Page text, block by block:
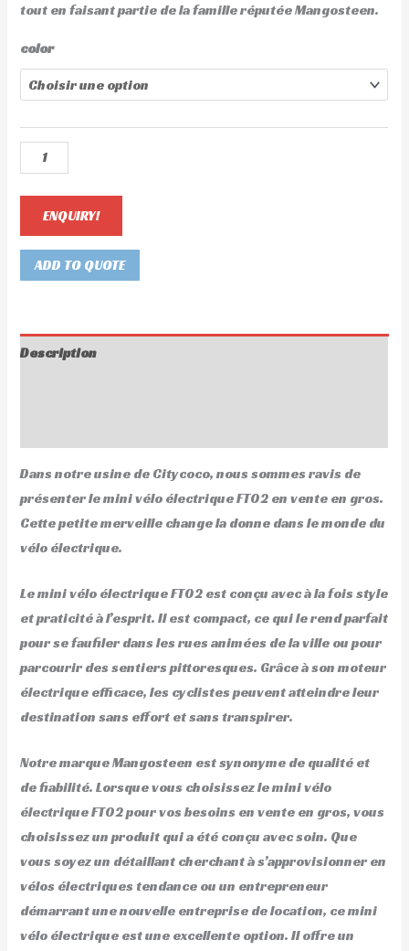
tout en faisant partie de la famille réputée Mangosteen.
color
ENQUIRY!
ADD TO QUOTE
Description
Dans notre usine de Citycoco, nous sommes ravis de
présenter le mini vélo électrique FT02 en vente en gros.
Cette petite merveille change la donne dans le monde du
vélo électrique.
Le mini vélo électrique FT02 est conçu avec à la fois style
et praticité à l’esprit. Il est compact, ce qui le rend parfait
pour se faufiler dans les rues animées de la ville ou pour
parcourir des sentiers pittoresques. Grâce à son moteur
électrique efficace, les cyclistes peuvent atteindre leur
destination sans effort et sans transpirer.
Notre marque Mangosteen est synonyme de qualité et
de fiabilité. Lorsque vous choisissez le mini vélo
électrique FT02 pour vos besoins en vente en gros, vous
choisissez un produit qui a été conçu avec soin. Que
vous soyez un détaillant cherchant à s’approvisionner en
vélos électriques tendance ou un entrepreneur
démarrant une nouvelle entreprise de location, ce mini
vélo électrique est une excellente option. Il offre un